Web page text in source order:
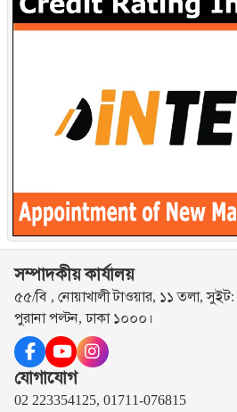
সম্পাদকীয় কার্যালয়
৫৫/বি , নোয়াখালী টাওয়ার, ১১ তলা,
পুরানা পল্টন, ঢাকা ১০০০।
যোগাযোগ
02 223354125, 01711-076815